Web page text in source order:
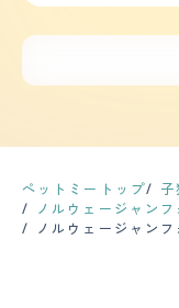
たい時に困ったよ
甘えたい時やご飯が欲し
な所はふわふわし
は、とっても癒さ
え入れた時は環境
配があると飲食も
ャーしていた為、
的に投薬していま
レルギー薬をシリ
手入れ・シャンプ
ふわと舞うような
きません（まっす
す。お手やおかわ
す。 他のペット
せん。ノアは自分
の時は注意しています。 【健康・寿命】
ォレストキャット
りやすいと聞いて
な健康診断や投薬
ペットミートップ
子
ノルウェージャン
ノルウェージャン